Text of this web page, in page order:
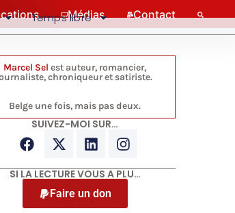
Médias Contact
Temps libre
Marcel Sel est auteur, romancier,
chroniqueur et satiriste.
Belge une fois, mais pas deux.
SUIVEZ-MOI SUR…
SI LA LECTURE VOUS A PLU…
Faire un don